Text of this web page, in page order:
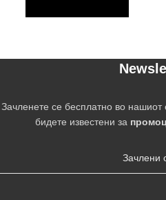
Зачленете се бесплатно во нашиот
бидете известени за
Зачлени